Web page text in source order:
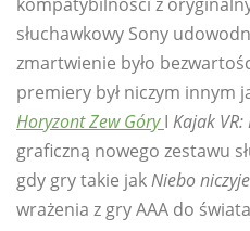
słuchawkowy Sony
zmartwienie było
premiery był niczym innym
Horyzont Zew Góry I Kajak
graficzną nowego zestawu
gdy gry takie jakNiebo niczyje
wrażenia z gry AAA do